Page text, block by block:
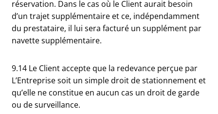
réservation. Dans le cas où le Client aurait besoin
d’un trajet supplémentaire et ce, indépendamment
du prestataire, il lui sera facturé un supplément par
navette supplémentaire.
9.14 Le Client accepte que la redevance perçue par
L’Entreprise soit un simple droit de stationnement et
qu’elle ne constitue en aucun cas un droit de garde
ou de surveillance.